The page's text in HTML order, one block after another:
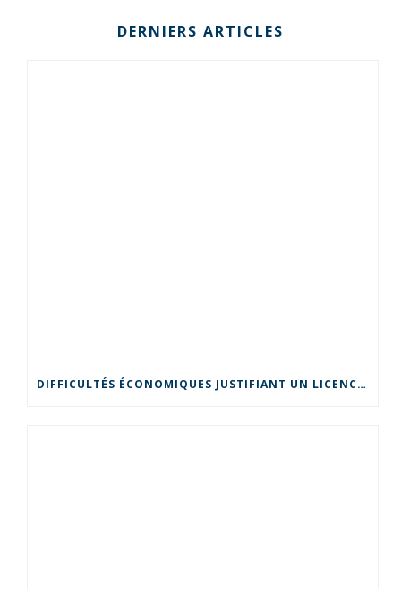
DERNIERS ARTICLES
DIFFICULTÉS ÉCONOMIQUES JUSTIFIANT UN LICENCIEMENT POUR MOTIF ÉCONOMIQUE